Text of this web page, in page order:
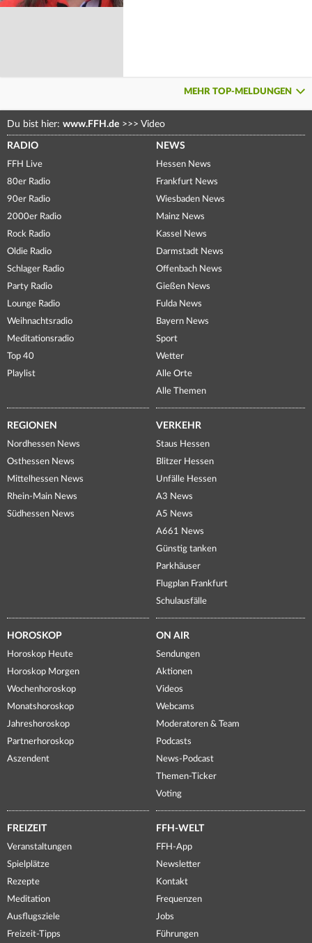
MEHR TOP-MELDUNGEN
Du bist hier: www.FFH.de >>> Video
RADIO
FFH Live
80er Radio
90er Radio
2000er Radio
Rock Radio
Oldie Radio
Schlager Radio
Party Radio
Lounge Radio
Weihnachtsradio
Meditationsradio
Top 40
Playlist
NEWS
Hessen News
Frankfurt News
Wiesbaden News
Mainz News
Kassel News
Darmstadt News
Offenbach News
Gießen News
Fulda News
Bayern News
Sport
Wetter
Alle Orte
Alle Themen
REGIONEN
Nordhessen News
Osthessen News
Mittelhessen News
Rhein-Main News
Südhessen News
VERKEHR
Staus Hessen
Blitzer Hessen
Unfälle Hessen
A3 News
A5 News
A661 News
Günstig tanken
Parkhäuser
Flugplan Frankfurt
Schulausfälle
HOROSKOP
Horoskop Heute
Horoskop Morgen
Wochenhoroskop
Monatshoroskop
Jahreshoroskop
Partnerhoroskop
Aszendent
ON AIR
Sendungen
Aktionen
Videos
Webcams
Moderatoren & Team
Podcasts
News-Podcast
Themen-Ticker
Voting
FREIZEIT
Veranstaltungen
Spielplätze
Rezepte
Meditation
Ausflugsziele
Freizeit-Tipps
FFH-WELT
FFH-App
Newsletter
Kontakt
Frequenzen
Jobs
Führungen